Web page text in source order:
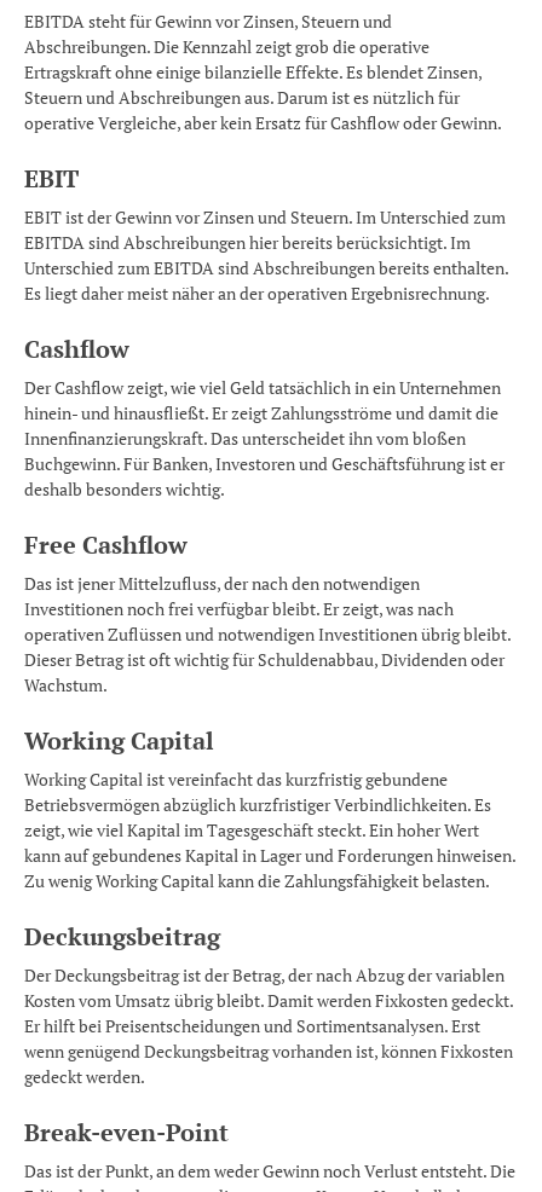
EBITDA steht für Gewinn vor Zinsen, Steuern und
Abschreibungen. Die Kennzahl zeigt grob die operative
Ertragskraft ohne einige bilanzielle Effekte. Es blendet Zinsen,
Steuern und Abschreibungen aus. Darum ist es nützlich für
operative Vergleiche, aber kein Ersatz für Cashflow oder Gewinn.
EBIT
EBIT ist der Gewinn vor Zinsen und Steuern. Im Unterschied zum
EBITDA sind Abschreibungen hier bereits berücksichtigt. Im
Unterschied zum EBITDA sind Abschreibungen bereits enthalten.
Es liegt daher meist näher an der operativen Ergebnisrechnung.
Cashflow
Der Cashflow zeigt, wie viel Geld tatsächlich in ein Unternehmen
hinein- und hinausfließt. Er zeigt Zahlungsströme und damit die
Innenfinanzierungskraft. Das unterscheidet ihn vom bloßen
Buchgewinn. Für Banken, Investoren und Geschäftsführung ist er
deshalb besonders wichtig.
Free Cashflow
Das ist jener Mittelzufluss, der nach den notwendigen
Investitionen noch frei verfügbar bleibt. Er zeigt, was nach
operativen Zuflüssen und notwendigen Investitionen übrig bleibt.
Dieser Betrag ist oft wichtig für Schuldenabbau, Dividenden oder
Wachstum.
Working Capital
Working Capital ist vereinfacht das kurzfristig gebundene
Betriebsvermögen abzüglich kurzfristiger Verbindlichkeiten. Es
zeigt, wie viel Kapital im Tagesgeschäft steckt. Ein hoher Wert
kann auf gebundenes Kapital in Lager und Forderungen hinweisen.
Zu wenig Working Capital kann die Zahlungsfähigkeit belasten.
Deckungsbeitrag
Der Deckungsbeitrag ist der Betrag, der nach Abzug der variablen
Kosten vom Umsatz übrig bleibt. Damit werden Fixkosten gedeckt.
Er hilft bei Preisentscheidungen und Sortimentsanalysen. Erst
wenn genügend Deckungsbeitrag vorhanden ist, können Fixkosten
gedeckt werden.
Break-even-Point
Das ist der Punkt, an dem weder Gewinn noch Verlust entsteht. Die